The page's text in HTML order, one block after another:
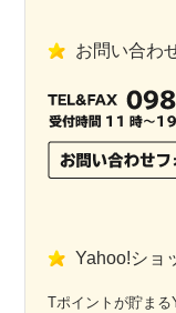
お問い合わ
Yahoo!ショ
Tポイントが貯まる